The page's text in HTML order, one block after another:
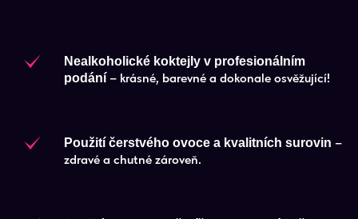
Nealkoholické koktejly v profesionálním
podání– krásné, barevné a dokonale osvěžující!
Použití čerstvého ovoce a kvalitních surovin –
zdravé a chutné zároveň.